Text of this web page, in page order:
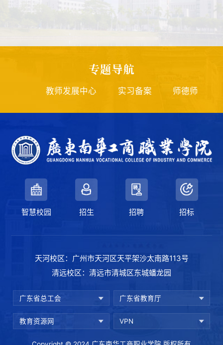
专题导航
教师发展中心 实习备案 师德师风投诉邮箱
智慧校园 招生 招聘 招标
天河校区：广州市天河区天平架沙太南路113号
清远校区：清远市清城区东城蟠龙园
广东省总工会 广东省教育厅
教育资源网 VPN